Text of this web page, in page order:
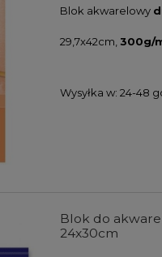
Farby
Derwent Inktense
Blok akwarelowy
29,7x42cm, 300g/
Wysyłka w: 24-48
Blok do
24x30cm